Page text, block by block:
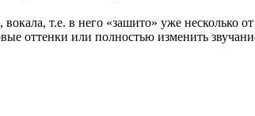
т.е. в него «зашито» уже несколько от
оттенки или полностью изменить